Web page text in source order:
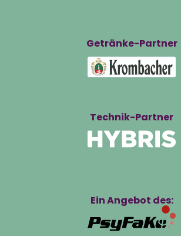
Getränke-Partner
Technik-Partner
Ein Angebot des: